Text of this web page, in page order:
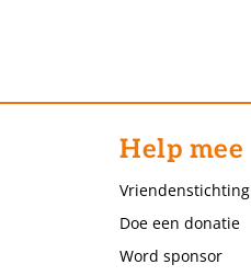
Help mee
Vriendenstichting
Doe een donatie
Word sponsor